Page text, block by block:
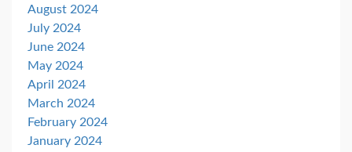
August 2024
July 2024
June 2024
May 2024
April 2024
March 2024
February 2024
January 2024